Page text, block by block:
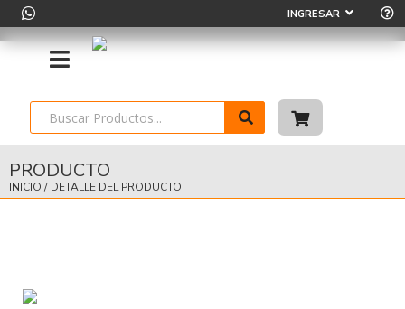
INGRESAR
PRODUCTO
INICIO / DETALLE DEL PRODUCTO